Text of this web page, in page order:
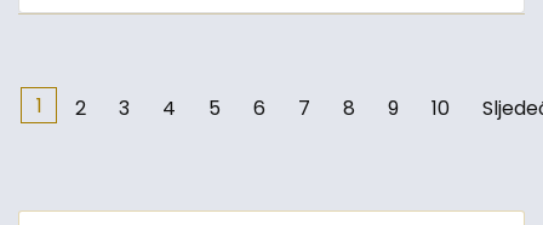
1 2 3 4 5 6 7 8 9 10